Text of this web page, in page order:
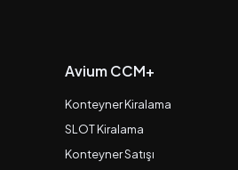
Avium CCM+
Konteyner Kiralama
SLOT Kiralama
Konteyner Satışı